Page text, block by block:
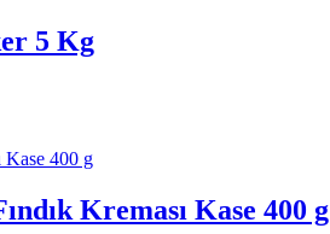
5 Kg
Kreması Kase 400 g